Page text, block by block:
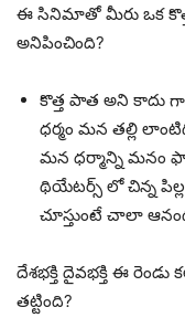
ఈ సినిమాతో మీరు ఒక
అనిపించింది?
కొత్త పాత అని కాదు
ధర్మం మన తల్లి
మన ధర్మాన్ని మనం
థియేటర్స్ లో చిన్న
చూస్తుంటే చాలా
దేశభక్తి దైవభక్తి ఈ
తట్టింది?